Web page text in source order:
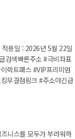
용일 : 2026년 5월 22일
검색빠른주소 #극비좌표
렉트패스 #VIP프리미엄
무결점링크 #주소야긴급
니스를 모두가 부러워하